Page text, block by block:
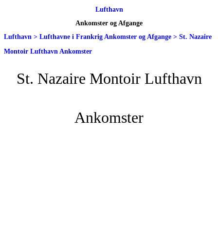
Lufthavn
Ankomster og Afgange
Lufthavn > Lufthavne i Frankrig Ankomster og Afgange > St. Nazaire
Montoir Lufthavn Ankomster
St. Nazaire Montoir Lufthavn
Ankomster